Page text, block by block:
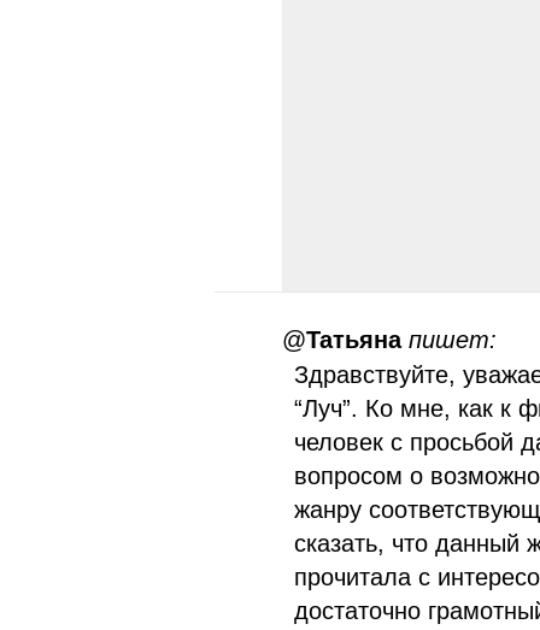
@Татьяна пишет:
Здравствуйте,
“Луч”. Ко мне, как к
человек с просьбой
вопросом о
жанру
сказать, что данный
прочитала с
достаточно